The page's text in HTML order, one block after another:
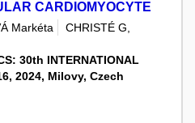
CARDIOMYOCYTE
Markéta
CHRISTÉ G,
30th INTERNATIONAL
2024, Milovy, Czech